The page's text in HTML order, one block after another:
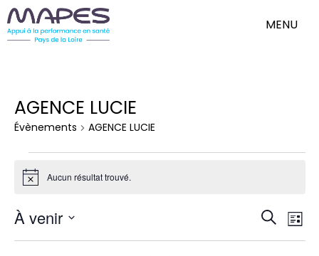
MENU
AGENCE LUCIE
Évènements AGENCE LUCIE
Notice Aucun résultat trouvé.
et
de
Liste
À venir
une